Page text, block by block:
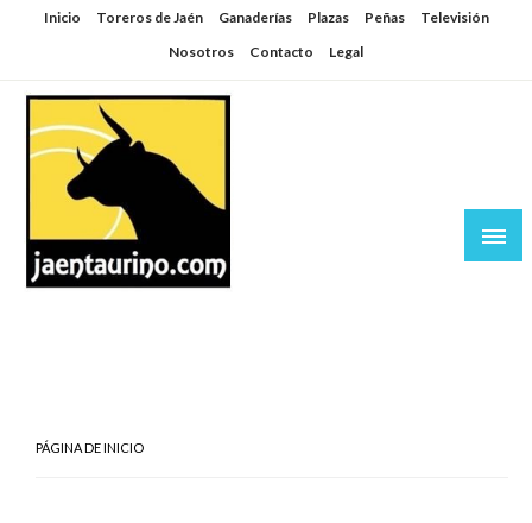
SaltarInicio Toreros de Jaén Ganaderías Plazas Peñas
Televisión
Nosotros
Contacto Legal
PÁGINA DE INICIO